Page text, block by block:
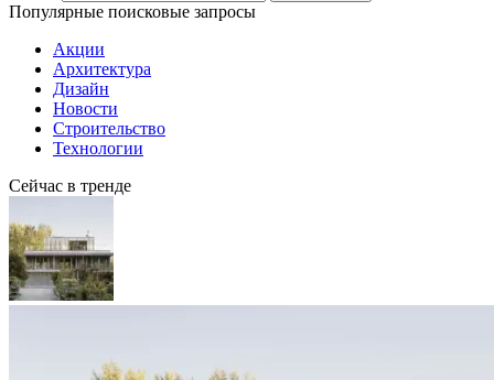
Популярные поисковые запросы
Акции
Архитектура
Дизайн
Новости
Строительство
Технологии
Сейчас в тренде